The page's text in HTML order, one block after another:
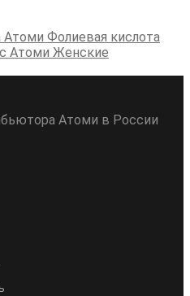
Атоми Фолиевая кислота
Атоми Женские
Атоми в России